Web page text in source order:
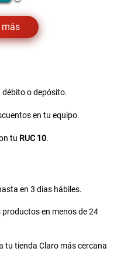
más
o depósito.
en tu equipo.
tu RUC 10.
en 3 días hábiles.
productos en menos de 24
tu tienda Claro más cercana